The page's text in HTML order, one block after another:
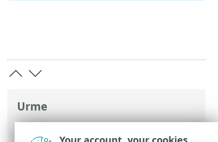
Urme
Ajutor online ESET>ESET Endpoint
Antivirus
>Întrebări frecvente> Cum se